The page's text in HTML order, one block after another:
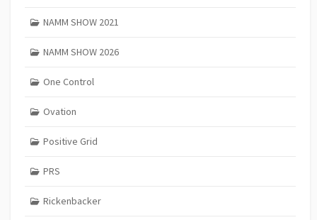
NAMM SHOW 2021
NAMM SHOW 2026
One Control
Ovation
Positive Grid
PRS
Rickenbacker